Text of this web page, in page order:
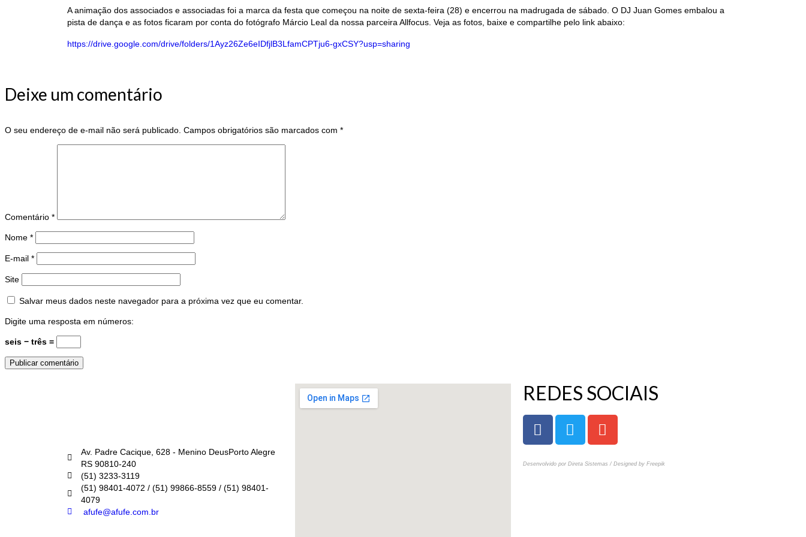
A animação dos associados e associadas foi a marca da festa que começou na noite de sexta-feira (28) e encerrou na madrugada de sábado. O DJ Juan Gomes embalou a
pista de dança e as fotos ficaram por conta do fotógrafo Márcio Leal da nossa parceira Allfocus. Veja as fotos, baixe e compartilhe pelo link abaixo:
https://drive.google.com/drive/folders/1Ayz26Ze6eIDfjlB3LfamCPTju6-gxCSY?usp=sharing
Deixe um comentário
O seu endereço de e-mail não será publicado. Campos obrigatórios são marcados com *
Comentário *
Nome *
E-mail *
Site
Salvar meus dados neste navegador para a próxima vez que eu comentar.
Digite uma resposta em números:
seis − três =
Av. Padre Cacique, 628 - Menino DeusPorto Alegre
RS 90810-240
(51) 3233-3119
(51) 98401-4072 / (51) 99866-8559 / (51) 98401-
4079
afufe@afufe.com.br
REDES SOCIAIS
Desenvolvido por Direta Sistemas / Designed by Freepik